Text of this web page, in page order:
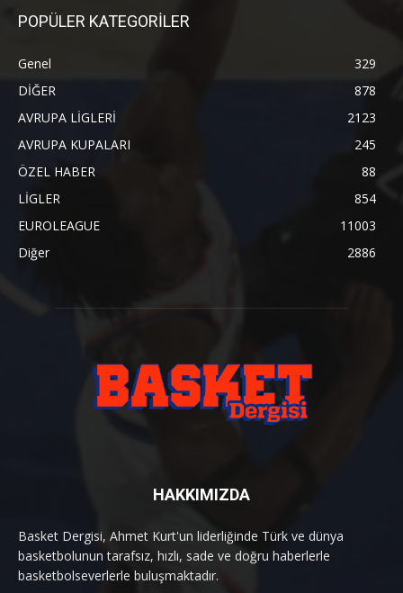
POPÜLER KATEGORİLER
Genel
329
DİĞER
878
AVRUPA LİGLERİ
2123
AVRUPA KUPALARI
245
ÖZEL HABER
88
LİGLER
854
EUROLEAGUE
11003
Diğer
2886
HAKKIMIZDA
Basket Dergisi, Ahmet Kurt'un liderliğinde Türk ve dünya
basketbolunun tarafsız, hızlı, sade ve doğru haberlerle
basketbolseverlerle buluşmaktadır.